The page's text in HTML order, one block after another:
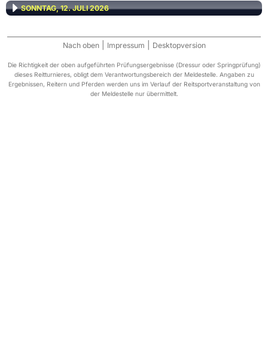
SONNTAG, 12. JULI 2026
Nach oben Impressum Desktopversion
Die Richtigkeit der oben aufgeführten Prüfungsergebnisse (Dressur oder Springprüfung)
dieses Reitturnieres, obligt dem Verantwortungsbereich der Meldestelle. Angaben zu
Ergebnissen, Reitern und Pferden werden uns im Verlauf der Reitsportveranstaltung von
der Meldestelle nur übermittelt.